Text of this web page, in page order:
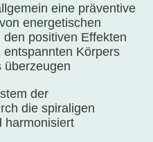
eine präventive
energetischen
positiven Effekten
Körpers
überzeugen
der
die spiraligen
harmonisiert